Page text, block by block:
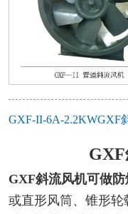
GXF-II-6A-2.2KWGXF
GXF斜流风机可做
或直形风筒、锥形